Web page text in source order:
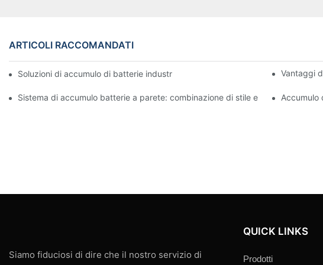
ARTICOLI RACCOMANDATI
Soluzioni di accumulo di batterie industriali per la gestione della domanda di
Vantaggi
Sistema di accumulo batterie a parete: combinazione di stile e funzionalità
Accumulo
Siamo fiduciosi di dire che il nostro servizio di
QUICK LINKS
Prodotti